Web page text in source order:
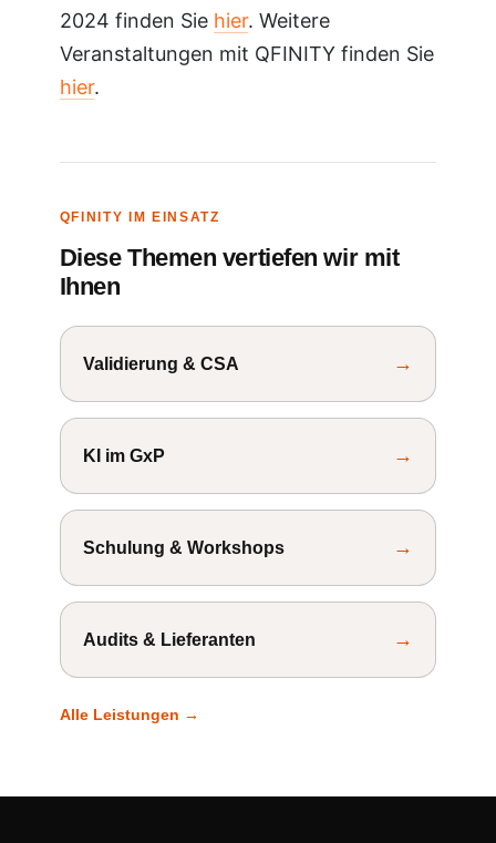
2024 finden Sie hier. Weitere
Veranstaltungen mit QFINITY finden Sie
hier.
QFINITY IM EINSATZ
Diese Themen vertiefen wir mit
Ihnen
Validierung & CSA →
KI im GxP →
Schulung & Workshops →
Audits & Lieferanten →
Alle Leistungen →